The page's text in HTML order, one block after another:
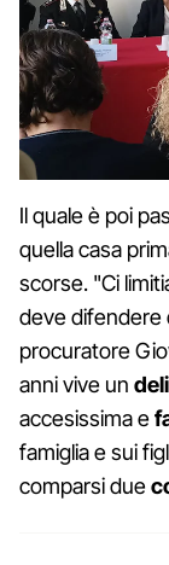
Il quale è poi
quella casa
scorse. "Ci
deve difendere
procuratore
anni vive un
accesissima e
famiglia e sui
comparsi due